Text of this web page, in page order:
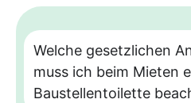
Welche gesetzlichen
muss ich beim Mieten
Baustellentoilette